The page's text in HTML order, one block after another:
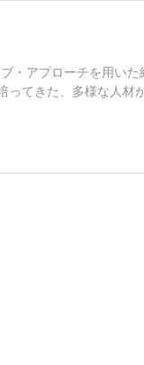
・アプローチを用い
ってきた、多様な人